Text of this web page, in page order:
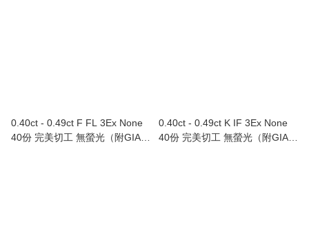
0.40ct - 0.49ct F FL 3Ex None
40份 完美切工 無螢光（附GIA證
0.40ct - 0.49ct K IF 3Ex None
40份 完美切工 無螢光（附GIA證